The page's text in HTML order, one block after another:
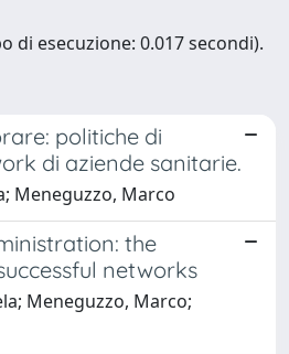
di esecuzione: 0.017 secondi).
politiche di
di aziende sanitarie.
Meneguzzo, Marco
the
networks
Meneguzzo, Marco;